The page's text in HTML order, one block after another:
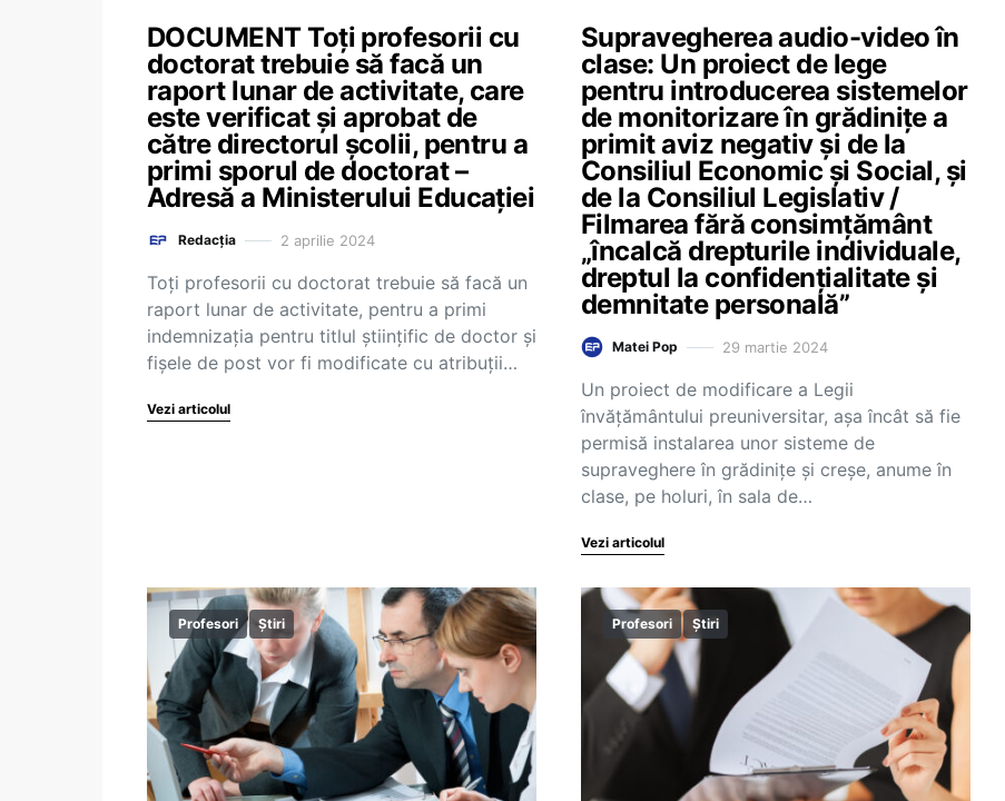
DOCUMENT Toți profesorii cu
doctorat trebuie să facă un
raport lunar de activitate, care
este verificat și aprobat de
către directorul școlii, pentru a
primi sporul de doctorat –
Adresă a Ministerului Educației
Redacția 2 aprilie 2024
Toți profesorii cu doctorat trebuie să facă un
raport lunar de activitate, pentru a primi
indemnizația pentru titlul științific de doctor și
fișele de post vor fi modificate cu atribuții…
Vezi articolul
Supravegherea audio-video în
clase: Un proiect de lege
pentru introducerea sistemelor
de monitorizare în grădinițe a
primit aviz negativ și de la
Consiliul Economic și Social, și
de la Consiliul Legislativ /
Filmarea fără consimțământ
„încalcă drepturile individuale,
dreptul la confidențialitate și
demnitate personală”
Matei Pop 29 martie 2024
Un proiect de modificare a Legii
învățământului preuniversitar, așa încât să fie
permisă instalarea unor sisteme de
supraveghere în grădinițe și creșe, anume în
clase, pe holuri, în sala de…
Vezi articolul
Profesori Știri Profesori Știri